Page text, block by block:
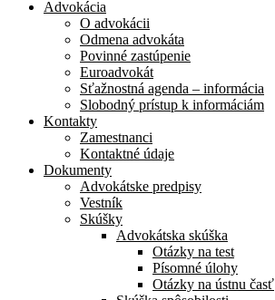
Advokácia
O advokácii
Odmena advokáta
Povinné zastúpenie
Euroadvokát
Sťažnostná agenda – informácia
Slobodný prístup k informáciám
Kontakty
Zamestnanci
Kontaktné údaje
Dokumenty
Advokátske predpisy
Vestník
Skúšky
Advokátska skúška
Otázky na test
Písomné úlohy
Otázky na ústnu časť